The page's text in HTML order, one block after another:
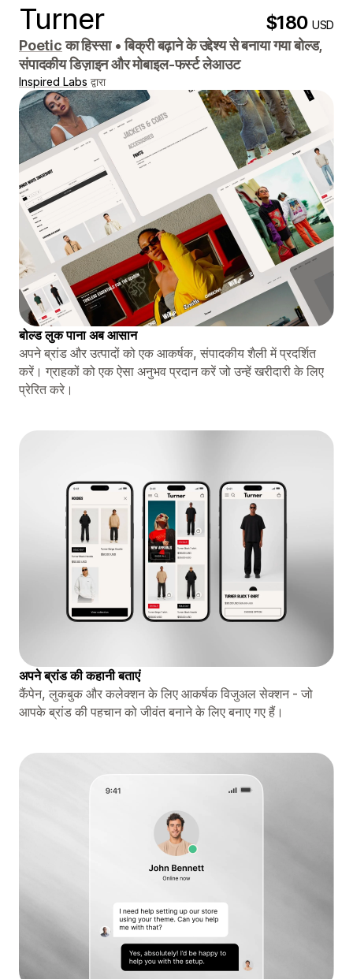
Turner $180USD
Poeticका हिस्सा •बिक्री बढ़ाने के उद्देश्य से बनाया गया बोल्ड,
संपादकीय डिज़ाइन और मोबाइल-फर्स्ट लेआउट
Inspired Labs द्वारा
बोल्ड लुक पाना अब आसान
अपने ब्रांड और उत्पादों को एक आकर्षक, संपादकीय शैली में प्रदर्शित
करें। ग्राहकों को एक ऐसा अनुभव प्रदान करें जो उन्हें खरीदारी के लिए
प्रेरित करे।
अपने ब्रांड की कहानी बताएं
कैंपेन, लुकबुक और कलेक्शन के लिए आकर्षक विजुअल सेक्शन - जो
आपके ब्रांड की पहचान को जीवंत बनाने के लिए बनाए गए हैं।